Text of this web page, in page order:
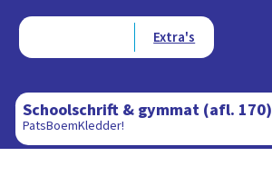
Type videos
Extra's
Schoolschrift & gymmat (afl. 170)
PatsBoemKledder!
17:17